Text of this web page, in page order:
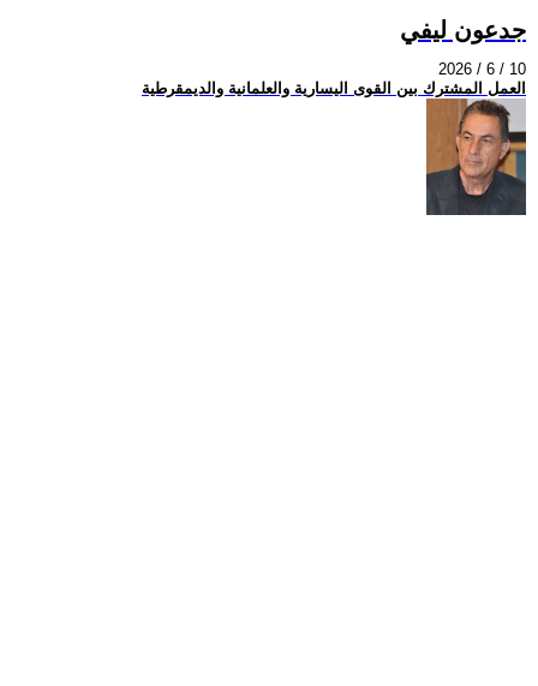
جدعون ليفي
2026 / 6 / 10
العمل المشترك بين القوى اليسارية والعلمانية والديمقرطية